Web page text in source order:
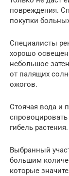
повреждения.
покупки
Специалисты
хорошо
небольшое
от палящих
ожогов.
Стоячая вода и
гибель растения.
Выбранный
большим
которые